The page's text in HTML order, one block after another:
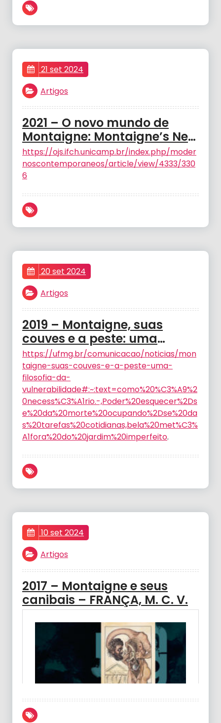
21 set 2024
Artigos
2021 – O novo mundo de
Montaigne: Montaigne’s New
World. Modernos &
Contemporâneos – FRANÇA,
M., C., V.
https://ojs.ifch.unicamp.br/index.php/moder
noscontemporaneos/article/view/4333/330
6
20 set 2024
Artigos
2019 – Montaigne, suas
couves e a peste: uma
filosofia da vulnerabilidade
– BIRCHAL, T.
https://ufmg.br/comunicacao/noticias/mon
taigne-suas-couves-e-a-peste-uma-
filosofia-da-
vulnerabilidade#:~:text=como%20%C3%A9%2
0necess%C3%A1rio.-,Poder%20esquecer%2Ds
e%20da%20morte%20ocupando%2Dse%20da
s%20tarefas%20cotidianas,bela%20met%C3%
A1fora%20do%20jardim%20imperfeito.
10 set 2024
Artigos
2017 – Montaigne e seus
canibais – FRANÇA, M. C. V.